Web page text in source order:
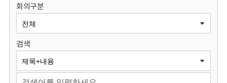
원
회
회의구분
검색